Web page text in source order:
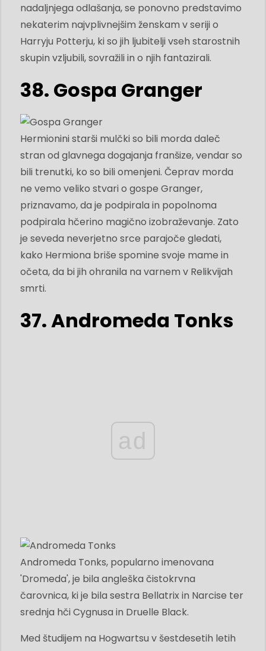
nadaljnjega odlašanja, se ponovno predstavimo
nekaterim najvplivnejšim ženskam v seriji o
Harryju Potterju, ki so jih ljubitelji vseh starostnih
skupin vzljubili, sovražili in o njih fantazirali.
38. Gospa Granger
Hermionini starši mulčki so bili morda daleč
stran od glavnega dogajanja franšize, vendar so
bili trenutki, ko so bili omenjeni. Čeprav morda
ne vemo veliko stvari o gospe Granger,
priznavamo, da je podpirala in popolnoma
podpirala hčerino magično izobraževanje. Zato
je seveda neverjetno srce parajoče gledati,
kako Hermiona briše spomine svoje mame in
očeta, da bi jih ohranila na varnem v Relikvijah
smrti.
37. Andromeda Tonks
ad
Andromeda Tonks, popularno imenovana
'Dromeda', je bila angleška čistokrvna
čarovnica, ki je bila sestra Bellatrix in Narcise ter
srednja hči Cygnusa in Druelle Black.
Med študijem na Hogwartsu v šestdesetih letih